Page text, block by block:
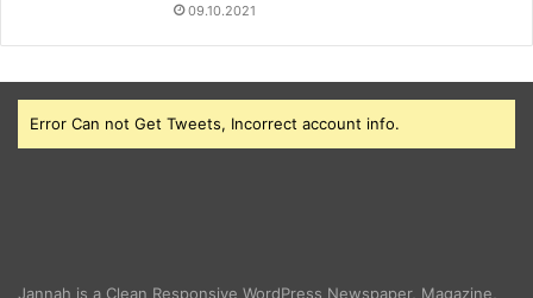
09.10.2021
Error Can not Get Tweets, Incorrect account info.
Jannah is a Clean Responsive WordPress Newspaper, Magazine,